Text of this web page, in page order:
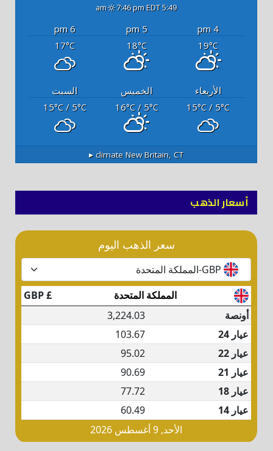
5:49 am
7:46 pm EDT
4 pm
5 pm
6 pm
19°C
18°C
17°C
الأربعاء الخميس
السبت
15°C / 5°C
16°C/ 5°C
15°C/ 5°C
New Britain, CT
أسعار الذهب